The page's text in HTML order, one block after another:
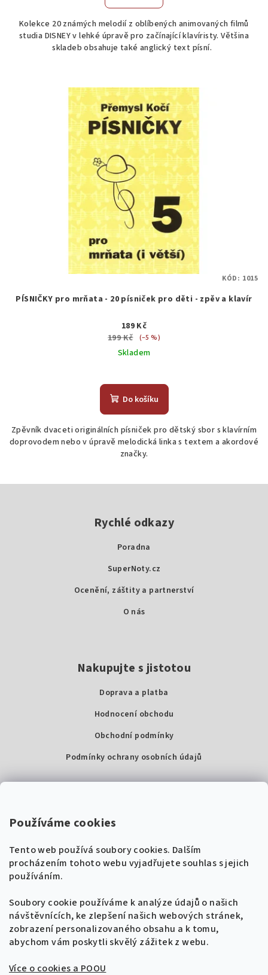
Používáme cookies
Tento web používá soubory cookies. Dalším
procházením tohoto webu vyjadřujete souhlas s jejich
používáním.
Soubory cookie používáme k analýze údajů o našich
návštěvnících, ke zlepšení našich webových stránek,
zobrazení personalizovaného obsahu a k tomu,
abychom vám poskytli skvělý zážitek z webu.
Více o cookies a POOU
z
5
hvězdiček.
Kolekce 20 známých melodií z oblíbených animovaných filmů
studia DISNEY v lehké úpravě pro začínající klavíristy. Většina
skladeb obsahuje také anglický text písní.
PÍSNIČKY pro mrňata - 20 písniček pro děti - zpěv a klavír
189 Kč
199 Kč
(–5 %)
Skladem
Do košíku
Zpěvník dvaceti originálních písniček pro dětský sbor s klavírním
doprovodem nebo v úpravě melodická linka s textem a akordové
značky.
KÓD: 1015
Rychlé odkazy
Poradna
SuperNoty.cz
Ocenění, záštity a partnerství
O nás
Nakupujte s jistotou
Doprava a platba
Hodnocení obchodu
Obchodní podmínky
Podmínky ochrany osobních údajů
Super Noty, s.r.o.
IČ: 04568672
+420 604 485 792
info@supernoty.cz
V pracovních dnech od 8:00 do 17:00
🎸 Naladíme tě na nové zpěvníky!
Získej tipy, novinky a 10 % slevuna první
objednávku.